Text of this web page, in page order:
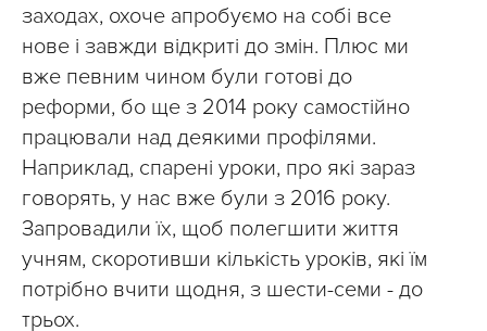
заходах, охоче апробуємо на собі все
нове і завжди відкриті до змін. Плюс ми
вже певним чином були готові до
реформи, бо ще з 2014 року самостійно
працювали над деякими профілями.
Наприклад, спарені уроки, про які зараз
говорять, у нас вже були з 2016 року.
Запровадили їх, щоб полегшити життя
учням, скоротивши кількість уроків, які їм
потрібно вчити щодня, з шести-семи - до
трьох.